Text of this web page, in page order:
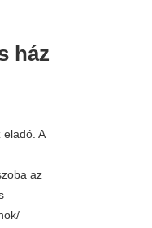
ház
A
az